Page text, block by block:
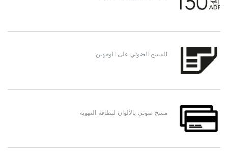
المسح الضوئي على الوجهين
مسح ضوئي بالألوان لبطاقة التهوية